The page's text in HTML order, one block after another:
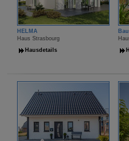
HELMA
Haus Strasbourg
Hausdetails